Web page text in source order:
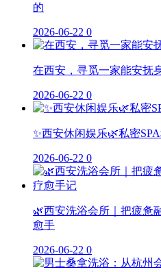
的
2026-06-22 0
在西安，寻觅一家能安抚
2026-06-22 0
✨西安休闲娱乐🌿私密
2026-06-22 0
🌿西安洗浴会所｜把疲惫
愈手
2026-06-22 0